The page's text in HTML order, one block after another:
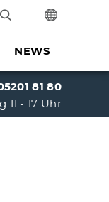
SUCHE
NEWS
81 80
11 - 17 Uhr